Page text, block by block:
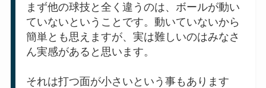
まず他の球技と全く違うのは、ボールが動い
ていないということです。動いていないから
簡単とも思えますが、実は難しいのはみなさ
ん実感があると思います。
それは打つ面が小さいという事もあります